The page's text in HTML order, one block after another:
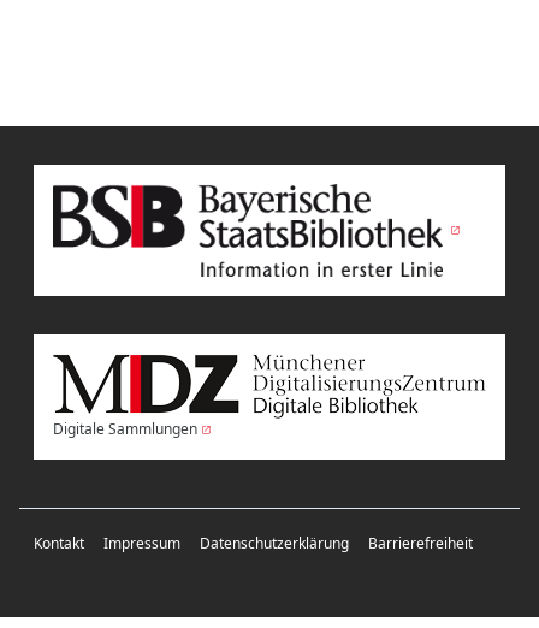
Digitale Sammlungen
Kontakt Impressum Datenschutzerklärung Barrierefreiheit